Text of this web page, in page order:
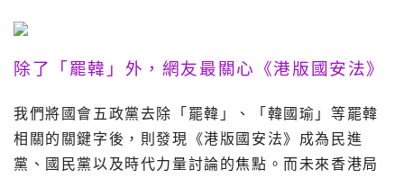
除了「罷韓」外，網友最關心《港版國安法》
我們將國會五政黨去除「罷韓」、「韓國瑜」等罷韓
相關的關鍵字後，則發現《港版國安法》成為民進
黨、國民黨以及時代力量討論的焦點。而未來香港局